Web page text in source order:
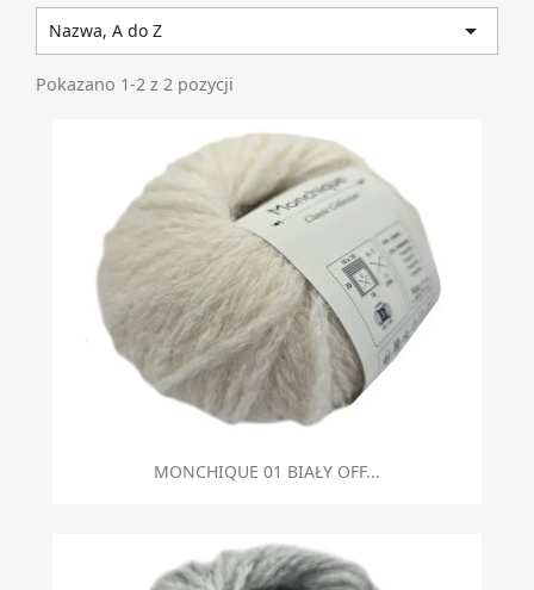
Nazwa, A do Z 
Pokazano 1-2 z 2 pozycji
MONCHIQUE 01 BIAŁY OFF...